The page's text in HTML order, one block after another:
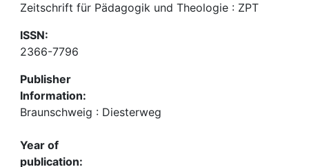
Zeitschrift für Pädagogik und Theologie : ZPT
ISSN:
2366-7796
Publisher
Information:
Braunschweig : Diesterweg
Year of
publication: